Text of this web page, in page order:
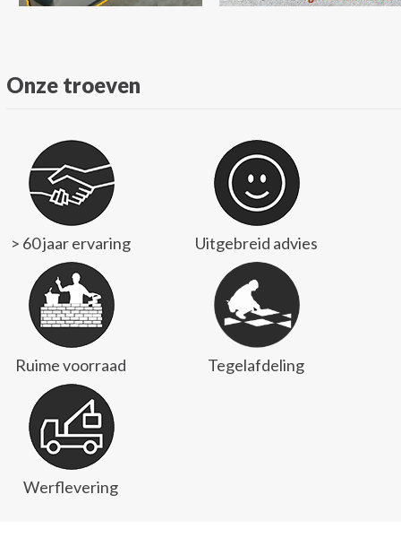
Onze troeven
> 60 jaar ervaring Uitgebreid advies
Ruime voorraad Tegelafdeling
Werflevering